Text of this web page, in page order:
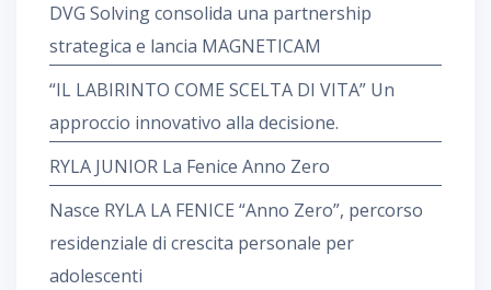
r
t
i
c
o
l
i
DVG Solving consolida una partnership
strategica e lancia MAGNETICAM
“IL LABIRINTO COME SCELTA DI VITA” Un
approccio innovativo alla decisione.
RYLA JUNIOR La Fenice Anno Zero
Nasce RYLA LA FENICE “Anno Zero”, percorso
residenziale di crescita personale per
adolescenti